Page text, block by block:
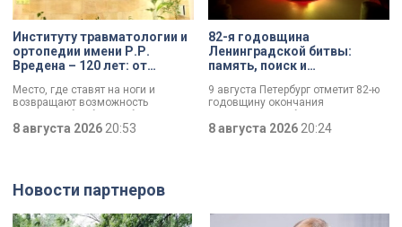
Институту травматологии и
ортопедии имени Р.Р.
Вредена – 120 лет: от
до передового
медицинского центра
Место, где ставят на ноги и
возвращают возможность
двигаться без боли. Юбилей
отмечает Институт травматологии
и ортопедии имени Р.Р. Вредена.
8 августа 2026 20:53
82-я годовщина
Ленинградской битвы:
память, поиск и
9 августа Петербург отметит 82-ю
годовщину окончания
Ленинградской битвы. Это День
воинской славы, который был
официально установлен в апреле
8 августа 2026 20:24
Новости партнеров